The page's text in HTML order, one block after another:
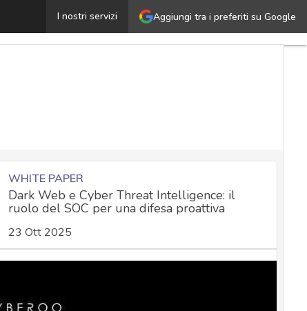
Aggiungi tra i preferiti su Google
I nostri servizi
Strategie e sfide della NIS2 nel 2026: l’analisi degli
WHITE PAPER
Dark Web e Cyber Threat Intelligence: il
ruolo del SOC per una difesa proattiva
23 Ott 2025